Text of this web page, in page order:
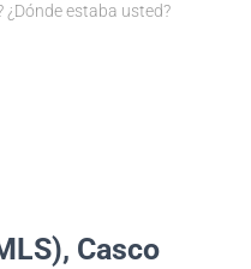
estaba usted?
Casco